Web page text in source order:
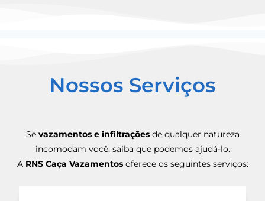
Nossos Serviços
Se vazamentos e infiltraçõesde qualquer natureza
incomodam você, saiba que podemos ajudá-lo.
A RNS Caça Vazamentosoferece os seguintes serviços: